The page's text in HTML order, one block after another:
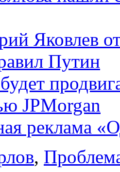
Яковлев
Путин
JPMorgan
реклама
,